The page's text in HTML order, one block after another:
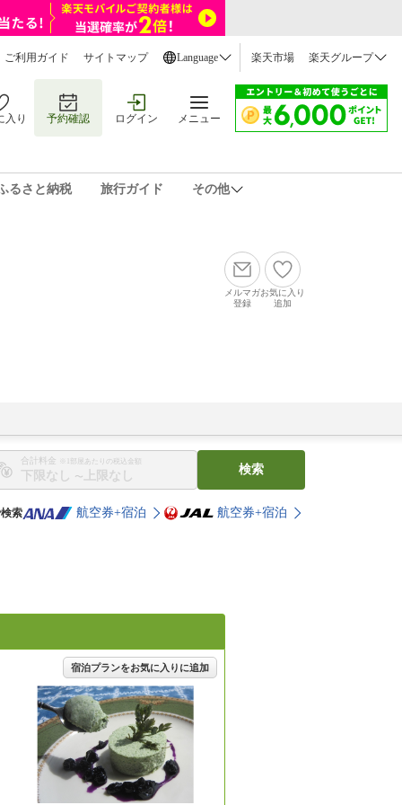
ご利用ガイド サイトマップ Language 楽天市場 楽天グループ
入り 予約確認 ログイン メニュー
るさと納税 旅行ガイド その他
メルマガ
登録
お気に入り
追加
合計料金 ※1部屋あたりの税込金額
〜
検索
索 航空券+宿泊 航空券+宿泊
宿泊プランをお気に入りに追加